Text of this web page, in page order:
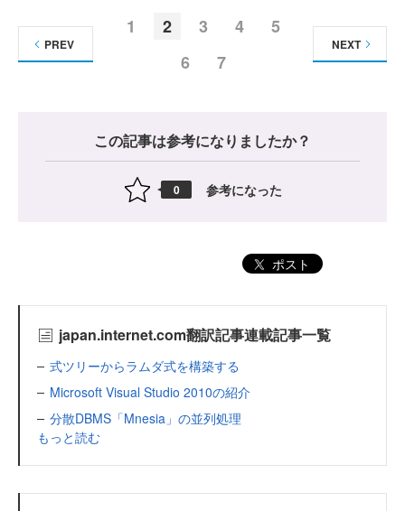
1 2 3 4
5
6
7
PREV NEXT
この記事は参考になりましたか？
0 参考になった
ポスト
japan.internet.com翻訳記事連載記事一覧
式ツリーからラムダ式を構築する
Microsoft Visual Studio 2010の紹介
分散DBMS「Mnesia」の並列処理
もっと読む